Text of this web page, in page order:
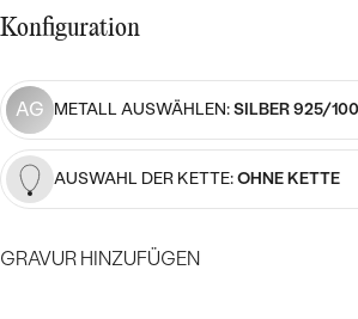
LUXURIÖSE
MIT DIAMANT
MIT LAB GROWN DIAMANT
MIT MOISSANIT
MIT FARBIGEN DIAMANTEN
MIT SCHWARZEN
NACH MATERIAL
SILBER
PLATIN
NACH STEIN
MIT EDELSTEIN
PERLENOHRRINGE
NACH PREIS
MIT DIAMANT
MIT EDELSTEIN
MIT DIAMANT
MIT EDELSTEIN
PERLENRINGE
PREISWERTE
Konfiguration
AG METALL AUSWÄHLEN:SILBER 925/
AUSWAHL DER KETTE:OHNE KETTE
GRAVUR HINZUFÜGEN